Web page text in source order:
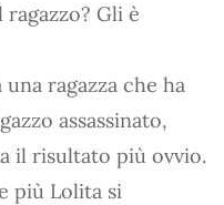
Gli è
ragazza che ha
assassinato,
il risultato più ovvio.
più Lolita si